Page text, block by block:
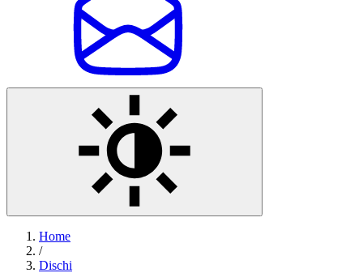
Home
/
Dischi